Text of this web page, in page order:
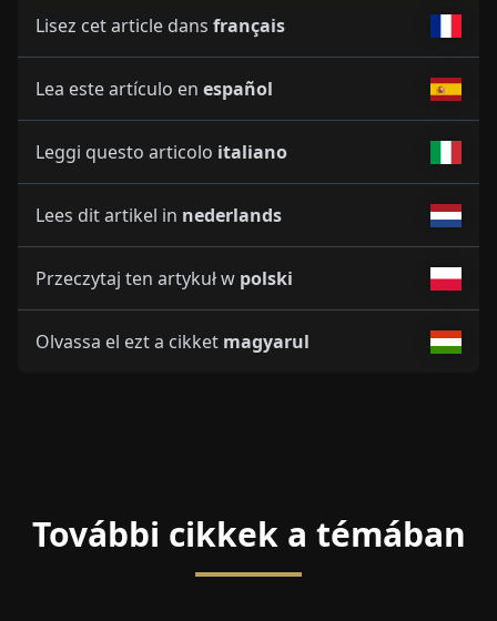
Lisez cet article dans français
Lea este artículo en español
Leggi questo articolo italiano
Lees dit artikel in nederlands
Przeczytaj ten artykuł w polski
Olvassa el ezt a cikket magyarul
További cikkek a témában